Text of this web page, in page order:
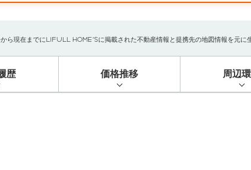
ら現在までにLIFULL HOME'Sに掲載された不動産情報と提携先の地図情報を元
歴 価格推移 周辺